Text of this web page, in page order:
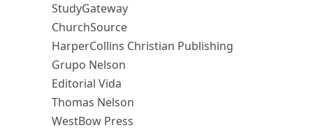
StudyGateway
ChurchSource
HarperCollins Christian Publishing
Grupo Nelson
Editorial Vida
Thomas Nelson
WestBow Press